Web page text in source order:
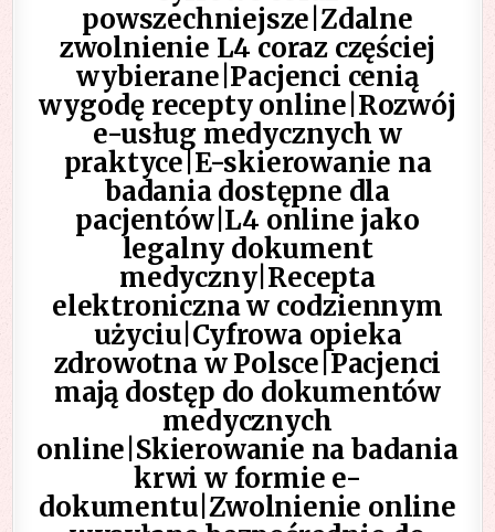
powszechniejsze|Zdalne
zwolnienie L4 coraz częściej
wybierane|Pacjenci cenią
wygodę recepty online|Rozwój
e-usług medycznych w
praktyce|E-skierowanie na
badania dostępne dla
pacjentów|L4 online jako
legalny dokument
medyczny|Recepta
elektroniczna w codziennym
użyciu|Cyfrowa opieka
zdrowotna w Polsce|Pacjenci
mają dostęp do dokumentów
medycznych
online|Skierowanie na badania
krwi w formie e-
dokumentu|Zwolnienie online